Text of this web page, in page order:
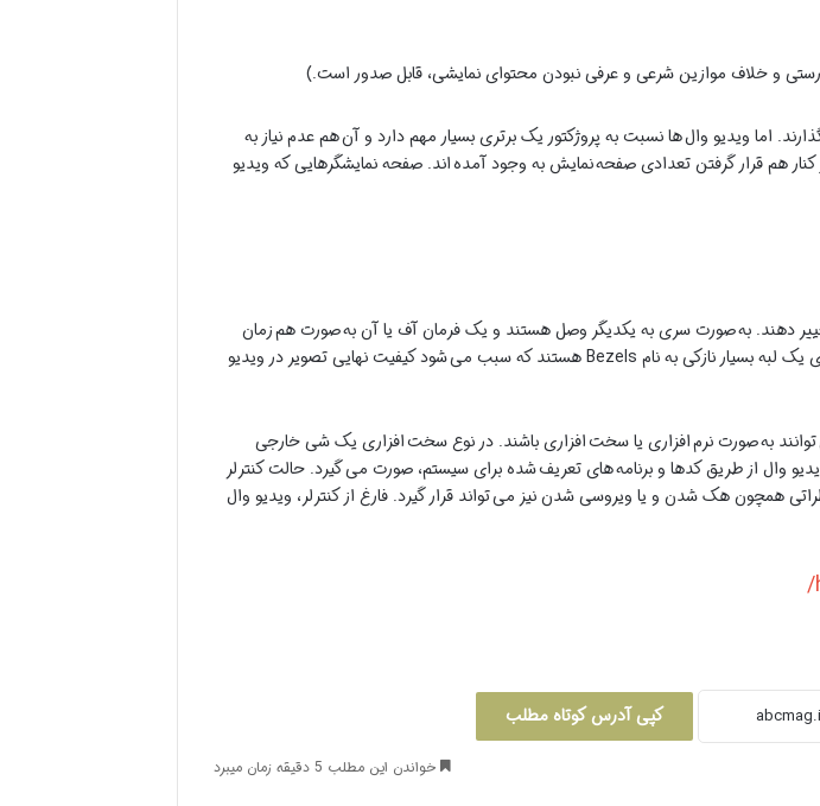
درستی و خلاف موازین شرعی و عرفی نبودن محتوای نمایشی، قابل صدور است.)
اما ویدیو وال ها نسبت به پروژکتور یک برتری بسیار مهم دارد و آن هم عدم نیاز به
هم قرار گرفتن تعدادی صفحه نمایش به وجود آمده اند. صفحه نمایشگرهایی که ویدیو
دهند. به صورت سری به یکدیگر وصل هستند و یک فرمان آف یا آن به صورت هم زمان
همگی آن ها را باهم خاموش و یا روشن می کند. هرکدام از صفحه نمایش ها عموماً دارای یک لبه بسیار نازکی به نام Bezels هستند که سبب می شود کیفیت نهایی تصویر در ویدیو
به صورت نرم افزاری یا سخت افزاری باشند. در نوع سخت افزاری یک شی خارجی
وال از طریق کدها و برنامه های تعریف شده برای سیستم، صورت می گیرد. حالت کنترلر
هک شدن و یا ویروسی شدن نیز می تواند قرار گیرد. فارغ از کنترلر، ویدیو وال
کپی آدرس کوتاه مطلب
خواندن این مطلب 5 دقیقه زمان میبرد